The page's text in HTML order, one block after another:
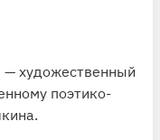
— художественный
поэтико-